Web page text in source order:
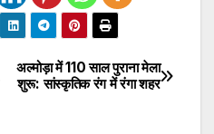
अल्मोड़ा में 110 साल पुराना मेला
शुरू: सांस्कृतिक रंग में रंगा शहर